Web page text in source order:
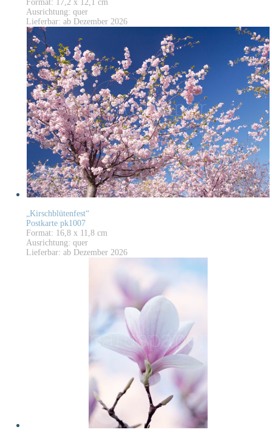
Format: 17,2 x 12,1 cm
Ausrichtung: quer
Lieferbar: ab Dezember 2026
„Kirschblütenfest“
Postkarte pk1007
Format: 16,8 x 11,8 cm
Ausrichtung: quer
Lieferbar: ab Dezember 2026